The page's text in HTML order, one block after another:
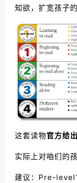
知欲，扩宽孩子
这套读物官方给
实际上对咱们的
建议：Pre-